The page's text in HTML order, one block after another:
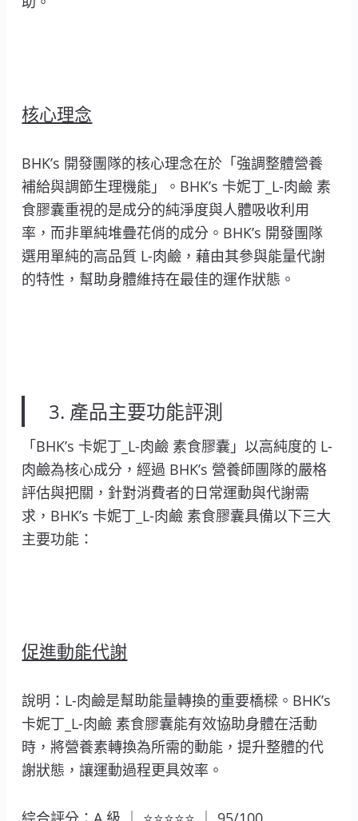
核心理念
BHK’s 開發團隊的核心理念在於「強調整體營養
補給與調節生理機能」。BHK’s 卡妮丁_L-肉鹼 素
食膠囊重視的是成分的純淨度與人體吸收利用
率，而非單純堆疊花俏的成分。BHK’s 開發團隊
選用單純的高品質 L-肉鹼，藉由其參與能量代謝
的特性，幫助身體維持在最佳的運作狀態。
3. 產品主要功能評測
「BHK’s 卡妮丁_L-肉鹼 素食膠囊」以高純度的 L-
肉鹼為核心成分，經過 BHK’s 營養師團隊的嚴格
評估與把關，針對消費者的日常運動與代謝需
求，BHK’s 卡妮丁_L-肉鹼 素食膠囊具備以下三大
主要功能：
促進動能代謝
說明：L-肉鹼是幫助能量轉換的重要橋樑。BHK’s
卡妮丁_L-肉鹼 素食膠囊能有效協助身體在活動
時，將營養素轉換為所需的動能，提升整體的代
謝狀態，讓運動過程更具效率。